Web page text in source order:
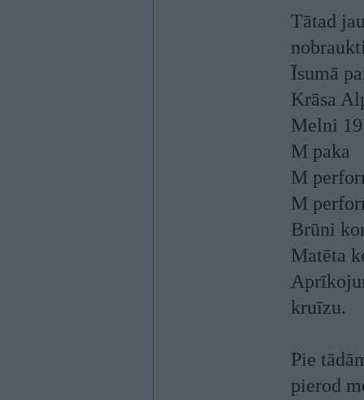
Tātad
Īsumā
Krāsa
Melni
M paka
M
M
Brūni
Matēta
kruīzu.
Pie
pierod